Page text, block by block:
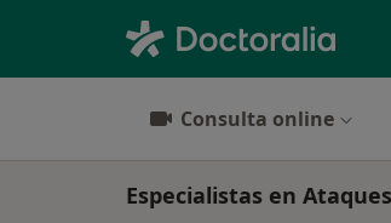
Consulta online
Especialistas en